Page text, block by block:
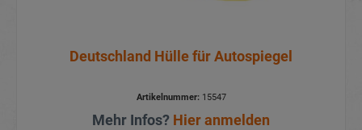
Deutschland Hülle für Autospiegel
Artikelnummer:15547
Mehr Infos? Hier anmelden